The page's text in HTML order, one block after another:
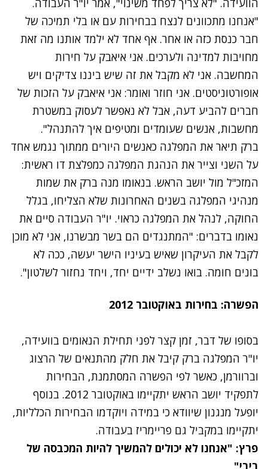
הוועידה. "לא צריך לפחד משינוי", אמר יו"ר העבודה.
"אנחנו מתכוונים לנצח בבחירות עם או בלי תמיכה של
חבר כנסת כזה או אחר. אף אחד לא ילמד אותנו מה זאת
מחויבות למדינה ולערכים. אני איאבק על חירות
המחשבה. אני לא מקבל את זה שיש ביננו צדיקים ויש
אופורטוניסטים. אני חוזר ואומר: אני איאבק על הזכות של
חברים להביע דעה, אבל לא נאפשר לעסוק במשטרת
מחשבות, אנשים שעומדים ומטיפים איך להתנהל".
ברק תיאר את המפלגה כאנשים היורים ממתוך נגמש אחד
על השני וצייר את הנהגת המפלגה כמפלצת דו ראשית:
המזכ"ל מול יושב הראש. בנאומו מנה ברק את שמות
מנהיגי המפלגה בשנים האחרונות שלא הצליחו, בגלל
החוקה, לנהל את המפלגה כראוי. יו"ר העבודה סיים את
נאומו בדברים: "המתנגדים הם בשר מבשרנו, אני לא מוכן
לקבל את העיקרון שאיש בעיניו הישר יעשה, ככה לא
בונים חומה. בואו נשלב ידיים יחד, ויחד נחזור לשלטון".
הפשרה: בחירות באוקטובר 2012
נתקלנו בבעיה
נסה שוב
בסופו של דבר, זמן קצר לפני תחילת הנאומים בוועידה,
יו"ר המפלגה ברק קיבל את חלק מהתנאים של הרצוג
וברוורמן, כאשר לפי הפשרה המסתמנת, הבחירות
לתפקיד יושב הראש יתקיימו באוקטובר 2012. בנוסף
יופעל מנגנון שיוודא כי במידה ויוקדמו הבחירות הכלליות,
יתקיימו במקביל גם פריימריז בעבודה.
פרץ: "אנחנו לא יכולים להמשיך להיות המכבסה של
ביבי"